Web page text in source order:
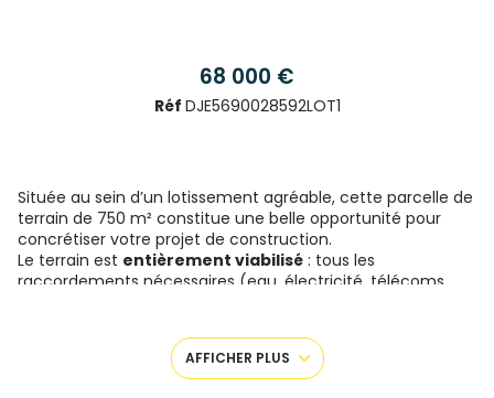
68 000 €
Réf DJE5690028592LOT1
Située au sein d’un lotissement agréable, cette parcelle de
terrain de 750 m² constitue une belle opportunité pour
concrétiser votre projet de construction.
Le terrain est entièrement viabilisé : tous les
raccordements nécessaires (eau, électricité, télécoms,
Son emplacement offre uncadre de vie équilibré
adapté à un projet de résidence principale ou familial.
opportunité à saisirpour bâtir la maison qui vous
AFFICHER PLUS